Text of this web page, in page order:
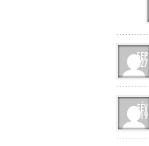
SEP
27
FÉV
19